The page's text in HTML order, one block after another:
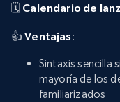
🗓️ Calendario de
👍Ventajas :
Sintaxis sencilla
mayoría de los
familiarizados